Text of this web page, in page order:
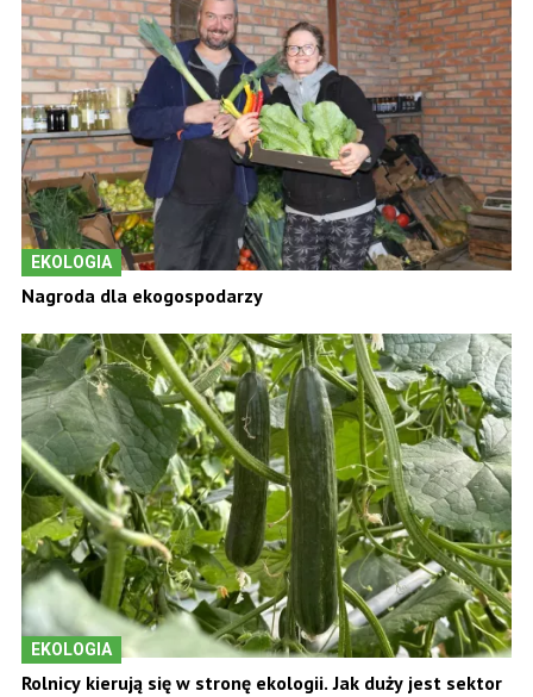
EKOLOGIA
Nagroda dla ekogospodarzy
EKOLOGIA
Rolnicy kierują się w stronę ekologii. Jak duży jest sektor